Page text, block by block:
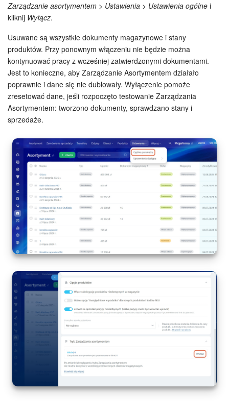
Ustawienia
Subskrypcja
Aplikacja desktopowa
Widżet pracownika
Centrum Kontaktowe
Baza Wiedzy
CRM + Sklep internetowy
Wsparcie Bitrix24
AI CoPilot
Bitrix24 On-premise
e-Podpis
e-Podpis w HR
Kreator BI
Sklep online
Zarządzanie asortymentem > Ustawienia > Ustawienia ogólne i
kliknij Wyłącz.
Usuwane są wszystkie dokumenty magazynowe i stany
produktów. Przy ponownym włączeniu nie będzie można
kontynuować pracy z wcześniej zatwierdzonymi dokumentami.
Jest to konieczne, aby Zarządzanie Asortymentem działało
poprawnie i dane się nie dublowały. Wyłączenie pomoże
zresetować dane, jeśli rozpoczęto testowanie Zarządzania
Asortymentem: tworzono dokumenty, sprawdzano stany i
sprzedaże.